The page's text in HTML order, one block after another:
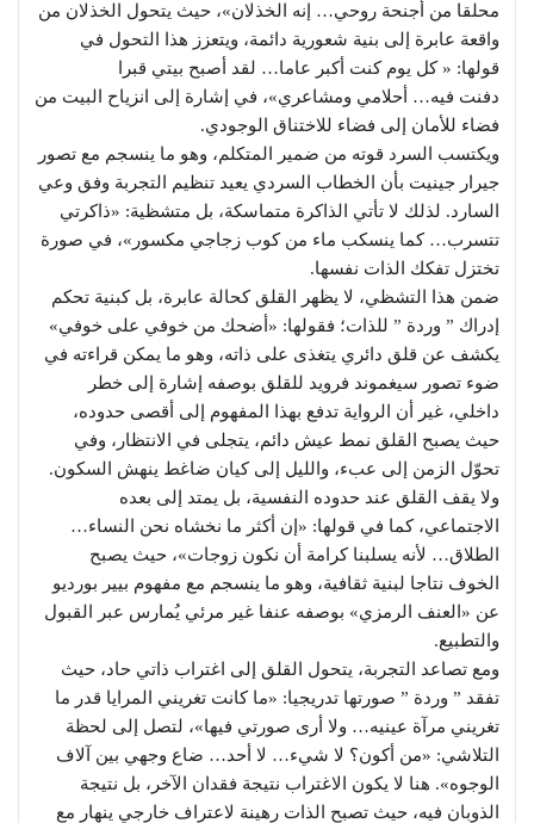
محلقا من أجنحة روحي… إنه الخذلان»، حيث يتحول الخذلان من
واقعة عابرة إلى بنية شعورية دائمة، ويتعزز هذا التحول في
قولها: « كل يوم كنت أكبر عاما… لقد أصبح بيتي قبرا
دفنت فيه… أحلامي ومشاعري»، في إشارة إلى انزياح البيت من
فضاء للأمان إلى فضاء للاختناق الوجودي.
ويكتسب السرد قوته من ضمير المتكلم، وهو ما ينسجم مع تصور
جيرار جينيت بأن الخطاب السردي يعيد تنظيم التجربة وفق وعي
السارد. لذلك لا تأتي الذاكرة متماسكة، بل متشظية: «ذاكرتي
تتسرب… كما ينسكب ماء من كوب زجاجي مكسور»، في صورة
تختزل تفكك الذات نفسها.
ضمن هذا التشظي، لا يظهر القلق كحالة عابرة، بل كبنية تحكم
إدراك ” وردة ” للذات؛ فقولها: «أضحك من خوفي على خوفي»
يكشف عن قلق دائري يتغذى على ذاته، وهو ما يمكن قراءته في
ضوء تصور سيغموند فرويد للقلق بوصفه إشارة إلى خطر
داخلي، غير أن الرواية تدفع بهذا المفهوم إلى أقصى حدوده،
حيث يصبح القلق نمط عيش دائم، يتجلى في الانتظار، وفي
تحوّل الزمن إلى عبء، والليل إلى كيان ضاغط ينهش السكون.
ولا يقف القلق عند حدوده النفسية، بل يمتد إلى بعده
الاجتماعي، كما في قولها: «إن أكثر ما نخشاه نحن النساء…
الطلاق… لأنه يسلبنا كرامة أن نكون زوجات»، حيث يصبح
الخوف نتاجا لبنية ثقافية، وهو ما ينسجم مع مفهوم بيير بورديو
عن «العنف الرمزي» بوصفه عنفا غير مرئي يُمارس عبر القبول
والتطبيع.
ومع تصاعد التجربة، يتحول القلق إلى اغتراب ذاتي حاد، حيث
تفقد ” وردة ” صورتها تدريجيا: «ما كانت تغريني المرايا قدر ما
تغريني مرآة عينيه… ولا أرى صورتي فيها»، لتصل إلى لحظة
التلاشي: «من أكون؟ لا شيء… لا أحد… ضاع وجهي بين آلاف
الوجوه». هنا لا يكون الاغتراب نتيجة فقدان الآخر، بل نتيجة
الذوبان فيه، حيث تصبح الذات رهينة لاعتراف خارجي ينهار مع